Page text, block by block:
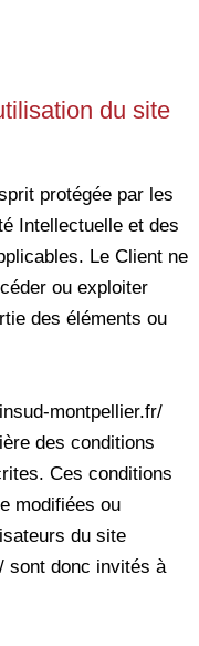
du site
protégée par les
Intellectuelle et des
Le Client ne
ou exploiter
des éléments ou
montpellier.fr/
des conditions
Ces conditions
modifiées ou
du site
sont donc invités à